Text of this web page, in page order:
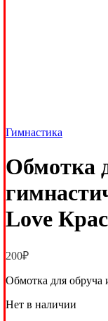
Гимнастика
Обмотка
Love
200₽
Обмотка для обруча
Нет в наличии